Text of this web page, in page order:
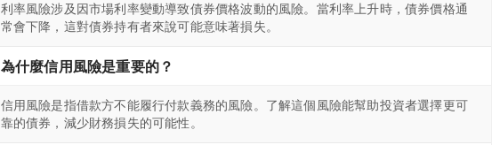
利率風險涉及因市場利率變動導致債券價格波動的風險。當利率上升時，債券價格通
常會下降，這對債券持有者來說可能意味著損失。
為什麼信用風險是重要的？
信用風險是指借款方不能履行付款義務的風險。了解這個風險能幫助投資者選擇更可
靠的債券，減少財務損失的可能性。